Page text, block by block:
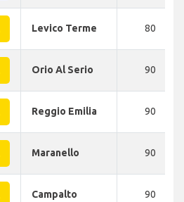
Levico Terme 80
Orio Al Serio 90
Reggio Emilia 90
Maranello 90
Campalto 90